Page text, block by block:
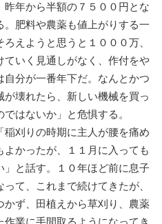
昨年から半額の７５００円とな
。肥料や農薬も値上がりする一
えようと思うと１０００万、
ていく見通しがなく、作付をや
分が一番年下だ。なんとかつ
が壊れたら、新しい機械を買っ
はないか」と危惧する。
刈りの時期に主人が腰を痛め
かったが、１１月に入っても
と話す。１０年ほど前に息子
て、これまで続けてきたが、
ず、田植えから草刈り、農薬
業に手間取るようになってき